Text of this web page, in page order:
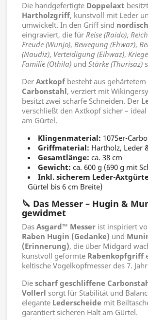
Die handgefertigte Doppelaxt
Hartholzgriff, kunstvoll mit Leder
umwickelt. In den Griff sind
eingraviert, die für Reise (Raido),
Freude (Wunjo), Bewegung (Ehwaz),
(Naudiz), Verteidigung (Eihwaz),
Familie (Othila) und Stärke (Thurisaz)
Der Axtkopfbesteht aus gehärtetem
Carbonstahl, verziert mit
besitzt zwei scharfe Schneiden. Der
verschließt den Axtkopf sicher –
am Gürtel.
Klingenmaterial: 1075er-
Griffmaterial: Hartholz, Leder
Gesamtlänge: ca. 38 cm
Gewicht: ca. 600 g (690 g mit
Inkl. sicherem Leder-
Gürtel bis 6 cm Breite)
🔪 Das Messer – Hugin &
gewidmet
Das Asgard™ Messer ist inspiriert
Raben Hugin (Gedanke) und
(Erinnerung), die über Midgard
kunstvoll geformte Rabenkopfgriff
keltische Vogelkopfmesser des 7.
Die scharf geschliffene
Vollerl sorgt für Stabilität und
elegante Lederscheide mit
garantiert sicheren Halt am Gürtel.